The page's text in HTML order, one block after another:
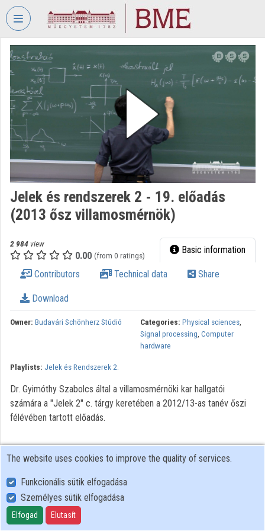
Skip header Skip menu
VIDEO
BUDAPEST
UNIVERSITY
OF
TECHNOLOGY
AND
ECONOMICS
Organization home
Log In
Categories
Organization playlists
Organizations
Contributors
Jelek és rendszerek 2 - 19. előadás
(2013 ősz villamosmérnök)
2 984 view
0.00 (from 0 ratings) Basic information
Contributors Technical data Share
Download
Owner: Budavári Schönherz Stúdió Categories: Physical sciences,
Signal processing, Computer
hardware
Playlists: Jelek és Rendszerek 2.
Dr. Gyimóthy Szabolcs által a villamosmérnöki kar hallgatói
számára a "Jelek 2" c. tárgy keretében a 2012/13-as tanév őszi
félévében tartott előadás.
User Policy
Adatkezelési tájékoztató (en)
Cookie Policy
The website uses cookies to improve the quality of services.
Funkcionális sütik elfogadása
Személyes sütik elfogadása
Elfogad Elutasít